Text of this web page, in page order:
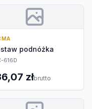
podnóżka
616D
złbrutto